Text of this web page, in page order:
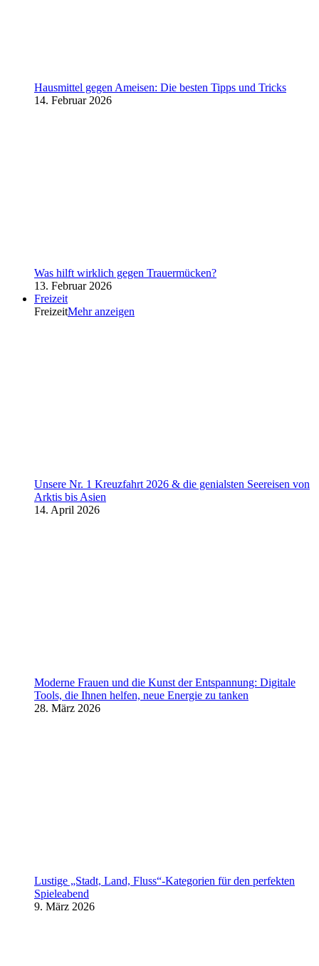
Hausmittel gegen Ameisen: Die besten Tipps und Tricks
14. Februar 2026
Was hilft wirklich gegen Trauermücken?
13. Februar 2026
Freizeit
FreizeitMehr anzeigen
Unsere Nr. 1 Kreuzfahrt 2026 & die genialsten Seereisen von
Arktis bis Asien
14. April 2026
Moderne Frauen und die Kunst der Entspannung: Digitale
Tools, die Ihnen helfen, neue Energie zu tanken
28. März 2026
Lustige „Stadt, Land, Fluss“-Kategorien für den perfekten
Spieleabend
9. März 2026